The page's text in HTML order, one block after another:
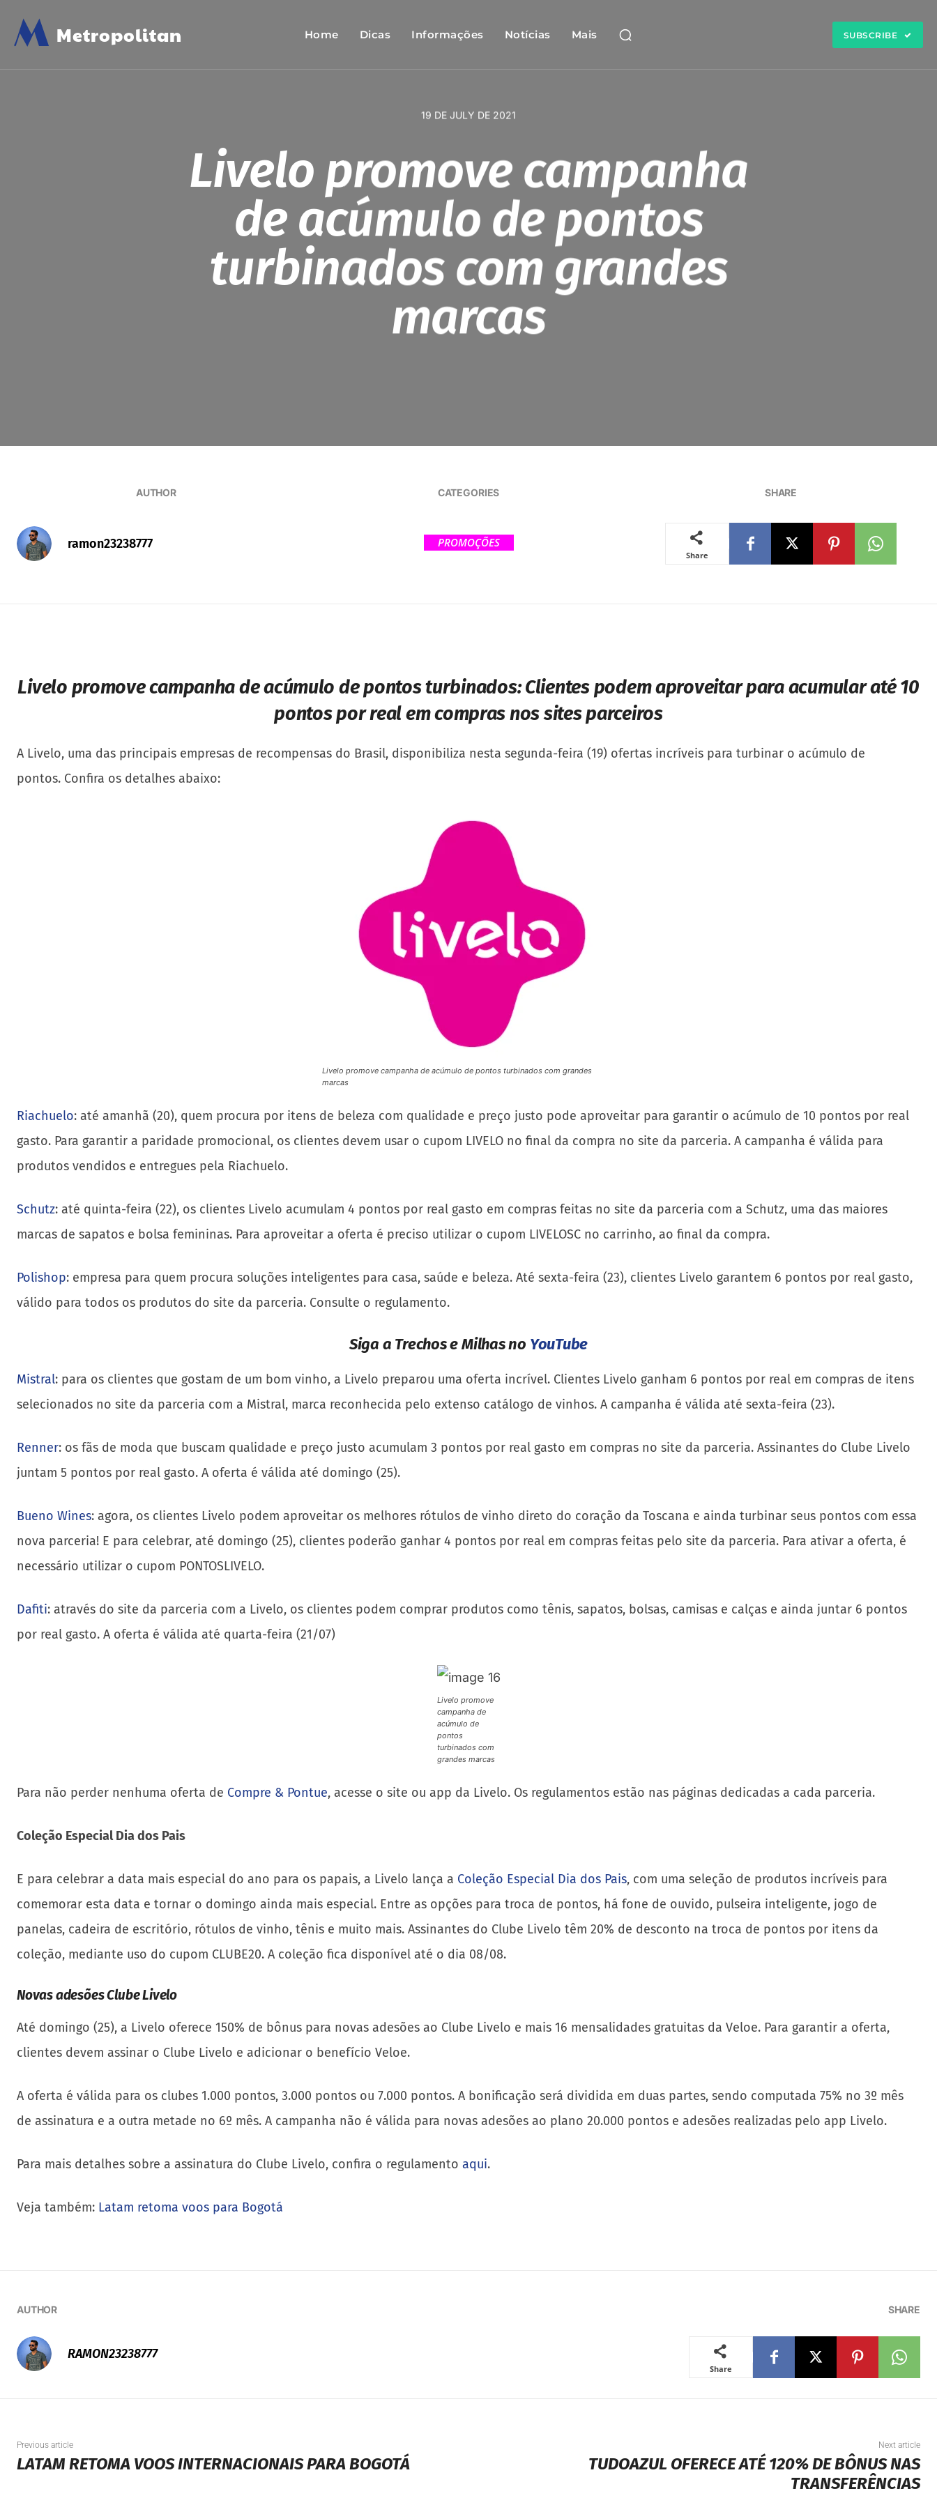
M Metropolitan Home Dicas Informações Notícias Mais SUBSCRIBE
19 DE JULY DE 2021
Livelo promove campanha
de acúmulo de pontos
turbinados com grandes
marcas
AUTHOR
ramon23238777
CATEGORIES
PROMOÇÕES
SHARE
Share
Livelo promove campanha de acúmulo de pontos turbinados:Clientes podem aproveitar para acumular até 10
pontos por real em compras nos sites parceiros
A Livelo, uma das principais empresas de recompensas do Brasil, disponibiliza nesta segunda-feira (19) ofertas incríveis para turbinar o acúmulo de
pontos. Confira os detalhes abaixo:
Livelo promove campanha de acúmulo de pontos turbinados com grandes
marcas
Riachuelo: até amanhã (20), quem procura por itens de beleza com qualidade e preço justo pode aproveitar para garantir o acúmulo de 10 pontos por real
gasto. Para garantir a paridade promocional, os clientes devem usar o cupom LIVELO no final da compra no site da parceria. A campanha é válida para
produtos vendidos e entregues pela Riachuelo.
Schutz: até quinta-feira (22), os clientes Livelo acumulam 4 pontos por real gasto em compras feitas no site da parceria com a Schutz, uma das maiores
marcas de sapatos e bolsa femininas. Para aproveitar a oferta é preciso utilizar o cupom LIVELOSC no carrinho, ao final da compra.
Polishop: empresa para quem procura soluções inteligentes para casa, saúde e beleza. Até sexta-feira (23), clientes Livelo garantem 6 pontos por real gasto,
válido para todos os produtos do site da parceria. Consulte o regulamento.
Siga a Trechos e Milhas no YouTube
Mistral: para os clientes que gostam de um bom vinho, a Livelo preparou uma oferta incrível. Clientes Livelo ganham 6 pontos por real em compras de itens
selecionados no site da parceria com a Mistral, marca reconhecida pelo extenso catálogo de vinhos. A campanha é válida até sexta-feira (23).
Renner: os fãs de moda que buscam qualidade e preço justo acumulam 3 pontos por real gasto em compras no site da parceria. Assinantes do Clube Livelo
juntam 5 pontos por real gasto. A oferta é válida até domingo (25).
Bueno Wines: agora, os clientes Livelo podem aproveitar os melhores rótulos de vinho direto do coração da Toscana e ainda turbinar seus pontos com essa
nova parceria! E para celebrar, até domingo (25), clientes poderão ganhar 4 pontos por real em compras feitas pelo site da parceria. Para ativar a oferta, é
necessário utilizar o cupom PONTOSLIVELO.
Dafiti: através do site da parceria com a Livelo, os clientes podem comprar produtos como tênis, sapatos, bolsas, camisas e calças e ainda juntar 6 pontos
por real gasto. A oferta é válida até quarta-feira (21/07)
Livelo promove
campanha de
acúmulo de
pontos
turbinados com
grandes marcas
Para não perder nenhuma oferta de Compre & Pontue, acesse o site ou app da Livelo. Os regulamentos estão nas páginas dedicadas a cada parceria.
Coleção Especial Dia dos Pais
E para celebrar a data mais especial do ano para os papais, a Livelo lança a Coleção Especial Dia dos Pais, com uma seleção de produtos incríveis para
comemorar esta data e tornar o domingo ainda mais especial. Entre as opções para troca de pontos, há fone de ouvido, pulseira inteligente, jogo de
panelas, cadeira de escritório, rótulos de vinho, tênis e muito mais. Assinantes do Clube Livelo têm 20% de desconto na troca de pontos por itens da
coleção, mediante uso do cupom CLUBE20. A coleção fica disponível até o dia 08/08.
Novas adesões Clube Livelo
Até domingo (25), a Livelo oferece 150% de bônus para novas adesões ao Clube Livelo e mais 16 mensalidades gratuitas da Veloe. Para garantir a oferta,
clientes devem assinar o Clube Livelo e adicionar o benefício Veloe.
A oferta é válida para os clubes 1.000 pontos, 3.000 pontos ou 7.000 pontos. A bonificação será dividida em duas partes, sendo computada 75% no 3º mês
de assinatura e a outra metade no 6º mês. A campanha não é válida para novas adesões ao plano 20.000 pontos e adesões realizadas pelo app Livelo.
Para mais detalhes sobre a assinatura do Clube Livelo, confira o regulamento aqui.
Veja também: Latam retoma voos para Bogotá
AUTHOR
RAMON23238777
SHARE
Share
Previous article
LATAM RETOMA VOOS INTERNACIONAIS PARA BOGOTÁ
Next article
TUDOAZUL OFERECE ATÉ 120% DE BÔNUS NAS
TRANSFERÊNCIAS